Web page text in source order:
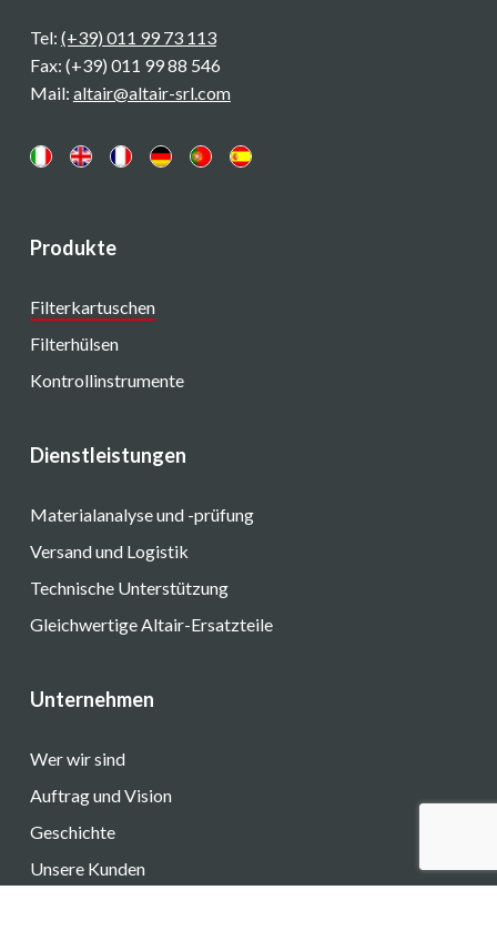
Tel: (+39) 011 99 73 113
Fax: (+39) 011 99 88 546
Mail: altair@altair-srl.com
Produkte
Filterkartuschen
Filterhülsen
Kontrollinstrumente
Dienstleistungen
Materialanalyse und -prüfung
Versand und Logistik
Technische Unterstützung
Gleichwertige Altair-Ersatzteile
Unternehmen
Wer wir sind
Auftrag und Vision
Geschichte
Unsere Kunden